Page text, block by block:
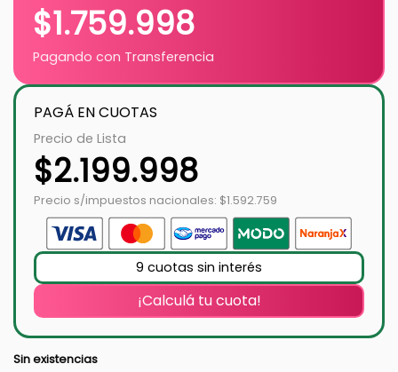
$1.759.998
Pagando con Transferencia
PAGÁ EN CUOTAS
Precio de Lista
$2.199.998
Precio s/impuestos nacionales: $1.592.759
9 cuotas sin interés
¡Calculá tu cuota!
Sin existencias